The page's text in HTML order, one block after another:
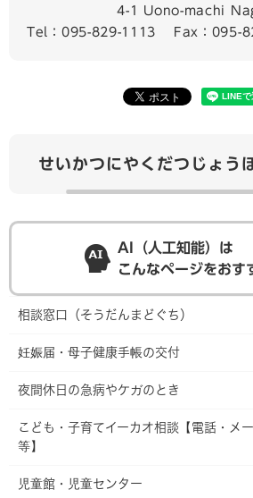
4-1 Uono-machi
Tel：095-829-1113
Fax：095-
せいかつにやくだつじょう
AI（人工知能）は
こんなページをおす
相談窓口（そうだんまどぐち）
妊娠届・母子健康手帳の交付
夜間休日の急病やケガのとき
こども・子育てイーカオ相談【電話・メ
等】
児童館・児童センター